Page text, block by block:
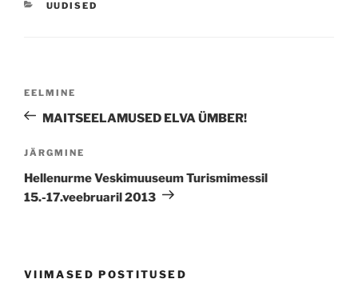
CATEGORIES
UUDISED
Previous
Post
EELMINE
MAITSEELAMUSED ELVA ÜMBER!
Next
Post
JÄRGMINE
Hellenurme Veskimuuseum Turismimessil
15.-17.veebruaril 2013
VIIMASED POSTITUSED